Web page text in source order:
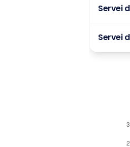
Servei
Servei